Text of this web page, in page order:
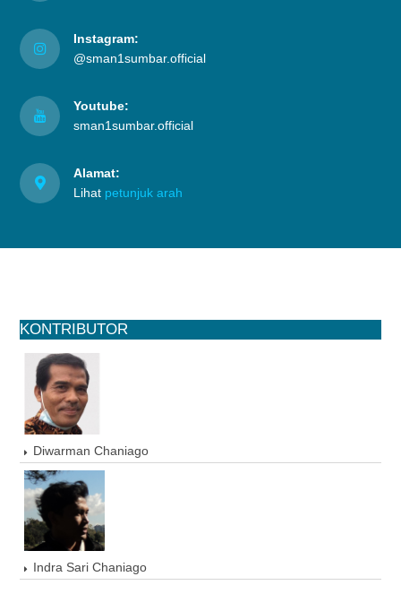
Instagram:
@sman1sumbar.official
Youtube:
sman1sumbar.official
Alamat:
Lihat petunjuk arah
KONTRIBUTOR
Diwarman Chaniago
Indra Sari Chaniago